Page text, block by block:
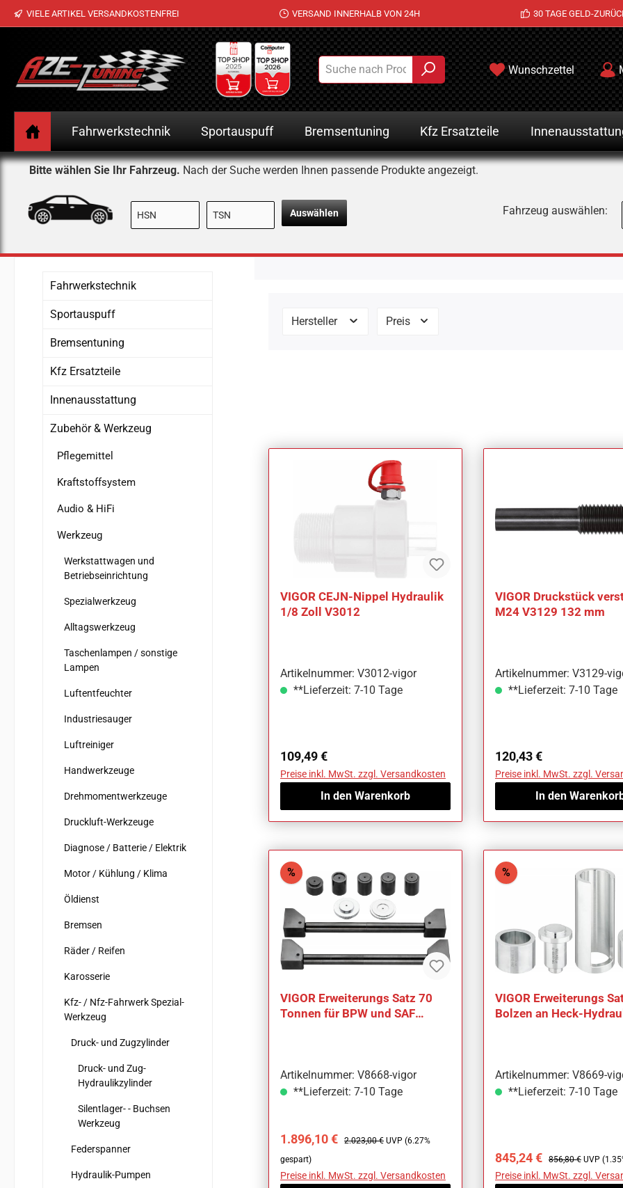
Hauptinhalt springen
Zur Suche springen
Zur Hauptnavigation springen
VIELE ARTIKEL VERSANDKOSTENFREI VERSAND INNERHALB VON 24H 30 TAGE GELD-
Wunschzettel
Fahrwerkstechnik Sportauspuff Bremsentuning Kfz Ersatzteile
Bitte wählen Sie Ihr Fahrzeug. Nach der Suche werden Ihnen passende Produkte angezeigt.
Auswählen Fahrzeug auswählen:
Fahrwerkstechnik
Sportauspuff
Bremsentuning
Kfz Ersatzteile
Innenausstattung
Zubehör & Werkzeug
Pflegemittel
Kraftstoffsystem
Audio & HiFi
Werkzeug
Werkstattwagen und
Betriebseinrichtung
Spezialwerkzeug
Alltagswerkzeug
Taschenlampen / sonstige
Lampen
Luftentfeuchter
Industriesauger
Luftreiniger
Handwerkzeuge
Drehmomentwerkzeuge
Druckluft-Werkzeuge
Diagnose / Batterie / Elektrik
Motor / Kühlung / Klima
Öldienst
Bremsen
Räder / Reifen
Karosserie
Kfz- / Nfz-Fahrwerk Spezial-
Werkzeug
Druck- und Zugzylinder
Druck- und Zug-
Hydraulikzylinder
Silentlager- - Buchsen
Werkzeug
Federspanner
Hydraulik-Pumpen
Hersteller Preis
VIGOR CEJN-Nippel Hydraulik
1/8 Zoll V3012
Artikelnummer: V3012-vigor
**Lieferzeit: 7-10 Tage
Regulärer Preis:
109,49 €
Preise inkl. MwSt. zzgl. Versandkosten
In den Warenkorb
VIGOR Druckstück
M24 V3129 132 mm
Artikelnummer: V3129-
**Lieferzeit: 7-10 Tage
Regulärer Preis:
120,43 €
Preise inkl. MwSt. zzgl.
In den
%Rabatt
VIGOR Erweiterungs Satz 70
Tonnen für BPW und SAF
Artikelnummer: V8668-vigor
**Lieferzeit: 7-10 Tage
Verkaufspreis:
1.896,10 € Regulärer Preis:
2.023,00 € UVP (6.27%
gespart)
Preise inkl. MwSt. zzgl. Versandkosten
%Rabatt
VIGOR Erweiterungs
Bolzen an Heck-
Artikelnummer: V8669-
**Lieferzeit: 7-10 Tage
Verkaufspreis:
845,24 € Regulärer Preis:
856,80 € UVP
Preise inkl. MwSt. zzgl.